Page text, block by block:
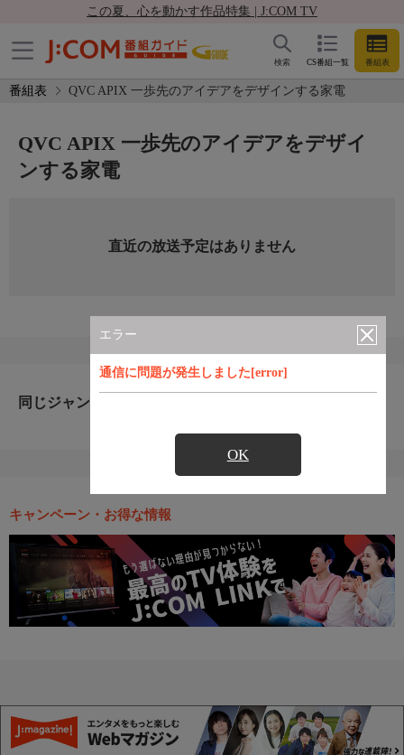
この夏、心を動かす作品特集 | J:COM TV
CS番組一覧 番組表
検索
番組表 QVC APIX 一歩先のアイデアをデザインする家電
エラー
通信に問題が発生しました[error]
OK
QVC APIX 一歩先のアイデアをデザイ
ンする家電
直近の放送予定はありません
同じジャンルのおすすめ番組
キャンペーン・お得な情報